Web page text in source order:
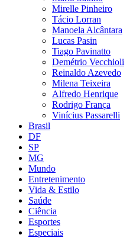
Mirelle Pinheiro
Tácio Lorran
Manoela Alcântara
Lucas Pasin
Tiago Pavinatto
Demétrio Vecchioli
Reinaldo Azevedo
Milena Teixeira
Alfredo Henrique
Rodrigo França
Vinícius Passarelli
Brasil
DF
SP
MG
Mundo
Entretenimento
Vida & Estilo
Saúde
Ciência
Esportes
Especiais